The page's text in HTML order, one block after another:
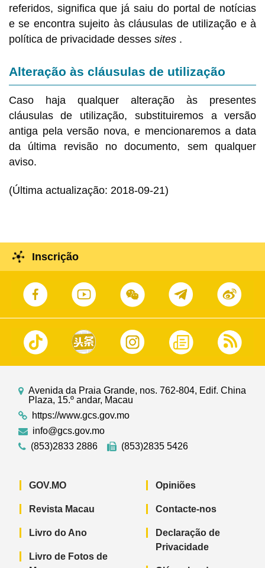
referidos, significa que já saiu do portal de notícias
e se encontra sujeito às cláusulas de utilização e à
política de privacidade desses sites.
Alteração às cláusulas de utilização
Caso haja qualquer alteração às presentes
cláusulas de utilização, substituiremos a versão
antiga pela versão nova, e mencionaremos a data
da última revisão no documento, sem qualquer
aviso.
(Última actualização: 2018-09-21)
Inscrição
Avenida da Praia Grande, nos. 762-804, Edif. China
Plaza, 15.º andar, Macau
https://www.gcs.gov.mo
info@gcs.gov.mo
(853)2833 2886
(853)2835 5426
GOV.MO
Revista Macau
Livro do Ano
Livro de Fotos de
Opiniões
Contacte-nos
Declaração de
Privacidade